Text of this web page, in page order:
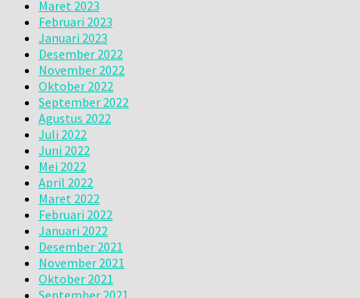
Maret 2023
Februari 2023
Januari 2023
Desember 2022
November 2022
Oktober 2022
September 2022
Agustus 2022
Juli 2022
Juni 2022
Mei 2022
April 2022
Maret 2022
Februari 2022
Januari 2022
Desember 2021
November 2021
Oktober 2021
September 2021